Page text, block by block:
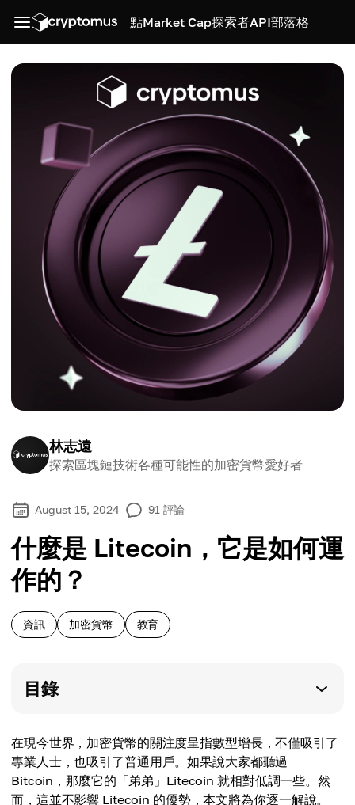
點Market Cap探索者API部落格
林志遠
探索區塊鏈技術各種可能性的加密貨幣愛好者
August 15, 2024 91 評論
什麼是 Litecoin，它是如何運
作的？
資訊 加密貨幣 教育
目錄
在現今世界，加密貨幣的關注度呈指數型增長，不僅吸引了
專業人士，也吸引了普通用戶。如果說大家都聽過
Bitcoin，那麼它的「弟弟」Litecoin 就相對低調一些。然
而，這並不影響 Litecoin 的優勢，本文將為你逐一解說。